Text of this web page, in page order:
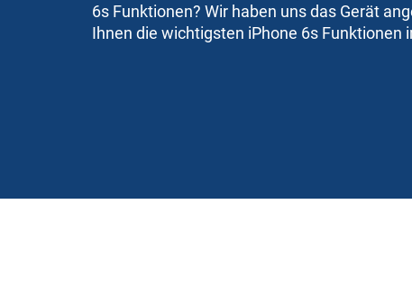
6s Funktionen? Wir haben uns das Gerät
Ihnen die wichtigsten iPhone 6s Funktionen